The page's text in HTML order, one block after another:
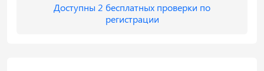
Доступны 2 бесплатных проверки по
регистрации